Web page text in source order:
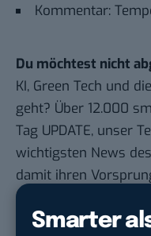
Smarter
Kommentar:
Du möchtest nicht
KI, Green Tech und
geht? Über 12.000
Tag UPDATE, unser
wichtigsten News
damit ihren
kostenlos anmelden.